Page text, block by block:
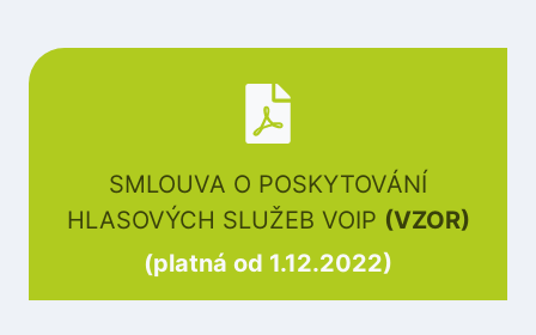
SMLOUVA O POSKYTOVÁNÍ
HLASOVÝCH SLUŽEB VOIP (VZOR)
(platná od 1.12.2022)